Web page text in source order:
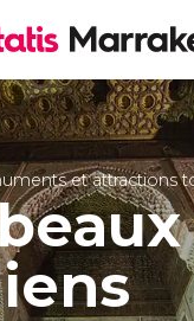
et attractions